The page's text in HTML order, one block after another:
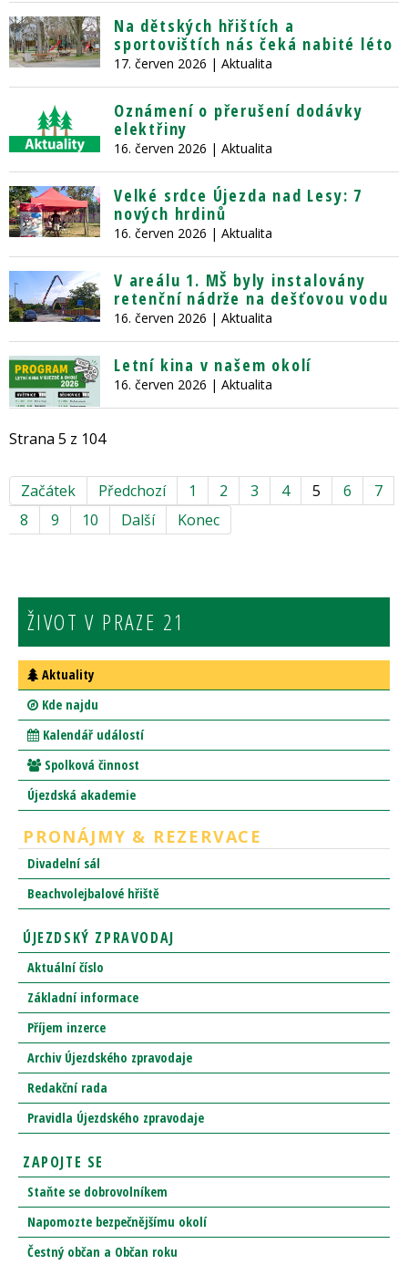
Na dětských hřištích a
sportovištích nás čeká nabité léto
17. červen 2026 | Aktualita
Oznámení o přerušení dodávky
elektřiny
16. červen 2026 | Aktualita
Velké srdce Újezda nad Lesy: 7
nových hrdinů
16. červen 2026 | Aktualita
V areálu 1. MŠ byly instalovány
retenční nádrže na dešťovou vodu
16. červen 2026 | Aktualita
Letní kina v našem okolí
16. červen 2026 | Aktualita
Strana 5 z 104
Začátek Předchozí 1 2 3 4 5 6
7
8
9 10 Další Konec
ŽIVOT V PRAZE 21
Aktuality
Kde najdu
Kalendář událostí
Spolková činnost
Újezdská akademie
PRONÁJMY & REZERVACE
Divadelní sál
Beachvolejbalové hřiště
ÚJEZDSKÝ ZPRAVODAJ
Aktuální číslo
Základní informace
Příjem inzerce
Archiv Újezdského zpravodaje
Redakční rada
Pravidla Újezdského zpravodaje
ZAPOJTE SE
Staňte se dobrovolníkem
Napomozte bezpečnějšímu okolí
Čestný občan a Občan roku